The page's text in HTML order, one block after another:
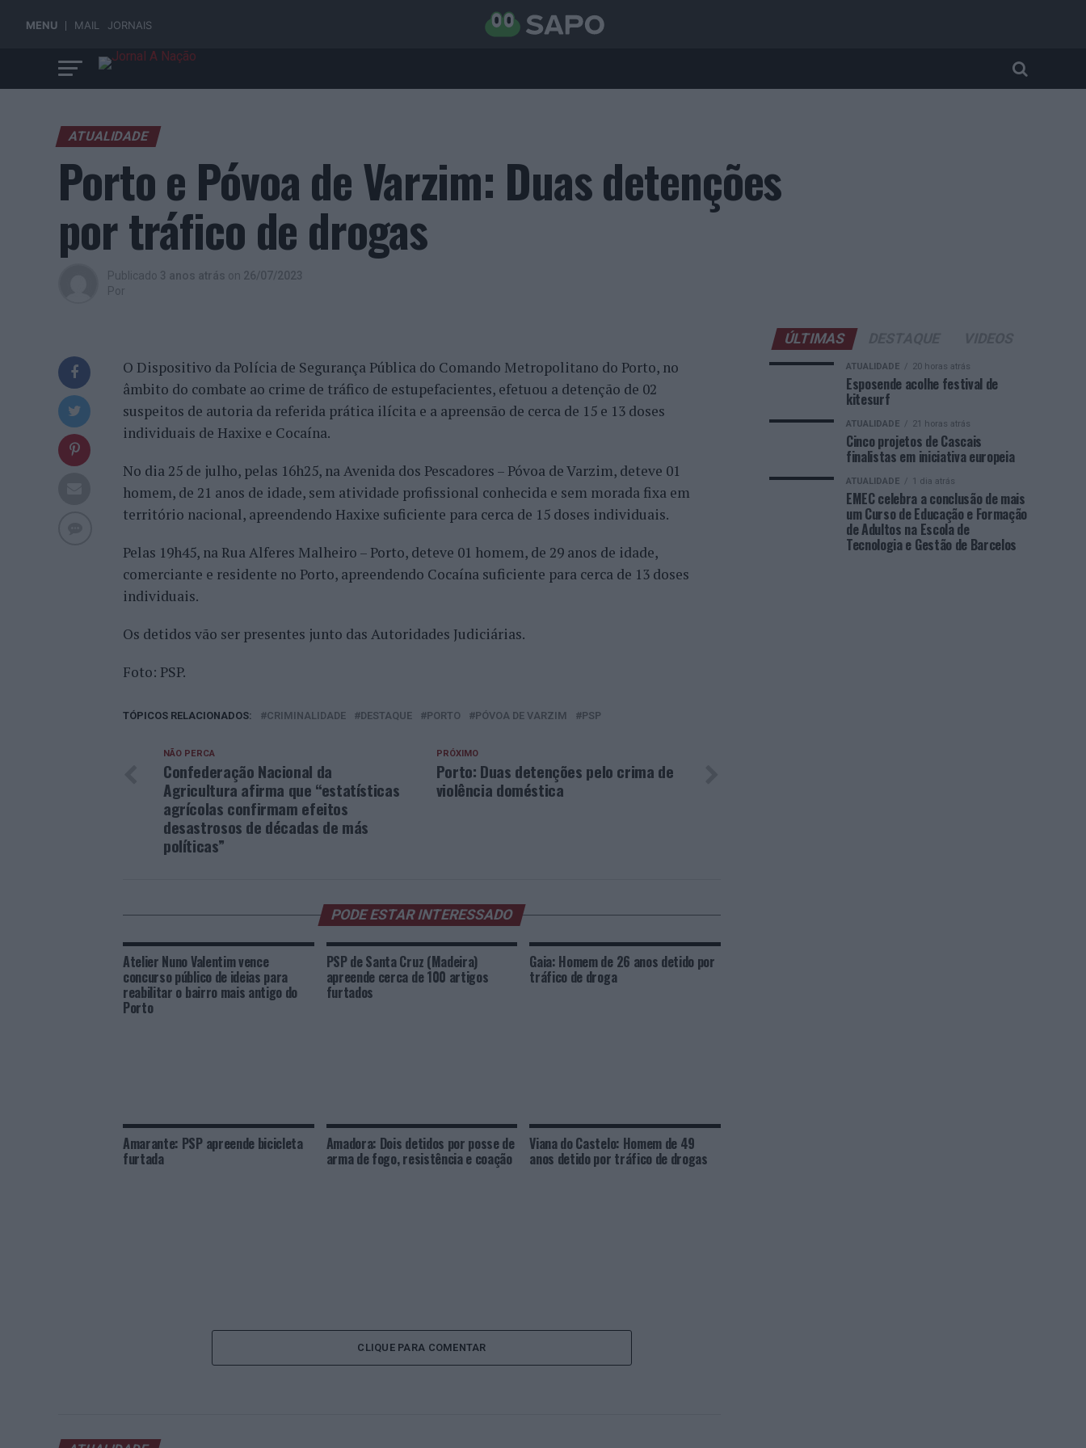
MENU MAIL JORNAIS
ATUALIDADE
Porto e Póvoa de Varzim: Duas detenções
por tráfico de drogas
Publicado 3 anos atrás on 26/07/2023
Por
O Dispositivo da Polícia de Segurança Pública do Comando Metropolitano do Porto, no
âmbito do combate ao crime de tráfico de estupefacientes, efetuou a detenção de 02
suspeitos de autoria da referida prática ilícita e a apreensão de cerca de 15 e 13 doses
individuais de Haxixe e Cocaína.
No dia 25 de julho, pelas 16h25, na Avenida dos Pescadores – Póvoa de Varzim, deteve 01
homem, de 21 anos de idade, sem atividade profissional conhecida e sem morada fixa em
território nacional, apreendendo Haxixe suficiente para cerca de 15 doses individuais.
Pelas 19h45, na Rua Alferes Malheiro – Porto, deteve 01 homem, de 29 anos de idade,
comerciante e residente no Porto, apreendendo Cocaína suficiente para cerca de 13 doses
individuais.
Os detidos vão ser presentes junto das Autoridades Judiciárias.
Foto: PSP.
TÓPICOS RELACIONADOS: CRIMINALIDADE DESTAQUE PORTO PÓVOA DE VARZIM PSP
PRÓXIMO
Porto: Duas detenções pelo crima de
violência doméstica
NÃO PERCA
Confederação Nacional da
Agricultura afirma que “estatísticas
agrícolas confirmam efeitos
desastrosos de décadas de más
políticas”
PODE ESTAR INTERESSADO
Atelier Nuno Valentim vence
concurso público de ideias para
reabilitar o bairro mais antigo do
Porto
PSP de Santa Cruz (Madeira)
apreende cerca de 100 artigos
furtados
Gaia: Homem de 26 anos detido por
tráfico de droga
Amarante: PSP apreende bicicleta
furtada
Amadora: Dois detidos por posse de
arma de fogo, resistência e coação
Viana do Castelo: Homem de 49
anos detido por tráfico de drogas
CLIQUE PARA COMENTAR
ÚLTIMAS
ATUALIDADE 20 horas atrás
Esposende acolhe festival de
kitesurf
ATUALIDADE 21 horas atrás
Cinco projetos de Cascais
finalistas em iniciativa europeia
ATUALIDADE 1 dia atrás
EMEC celebra a conclusão de mais
um Curso de Educação e Formação
de Adultos na Escola de
Tecnologia e Gestão de Barcelos